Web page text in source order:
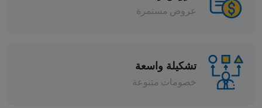
عروض مستمرة
تشكيلة واسعة
خصومات متنوعة